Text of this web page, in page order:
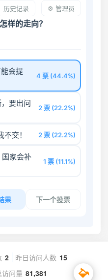
2 昨日访问人数 15
访问量 81,381